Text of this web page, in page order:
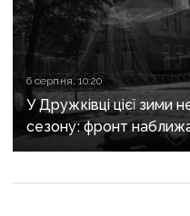
6 серпня, 10:20
У Дружківці цієї зими
сезону: фронт
критично зруйнована